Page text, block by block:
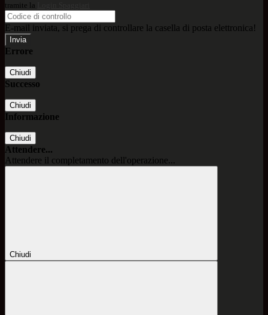
tramite la
E-mail inviata, si prega di controllare la casella di posta elettronica!
Errore
Chiudi
Successo
Chiudi
Informazione
Chiudi
Attendere...
Attendere il completamento dell'operazione...
Chiudi